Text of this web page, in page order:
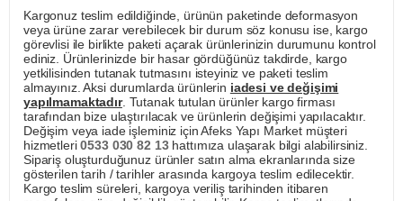
Kargonuz teslim edildiğinde, ürünün paketinde deformasyon
veya ürüne zarar verebilecek bir durum söz konusu ise, kargo
görevlisi ile birlikte paketi açarak ürünlerinizin durumunu kontrol
ediniz. Ürünlerinizde bir hasar gördüğünüz takdirde, kargo
yetkilisinden tutanak tutmasını isteyiniz ve paketi teslim
almayınız. Aksi durumlarda ürünlerin iadesi ve değişimi
yapılmamaktadır. Tutanak tutulan ürünler kargo firması
tarafından bize ulaştırılacak ve ürünlerin değişimi yapılacaktır.
Değişim veya iade işleminiz için Afeks Yapı Market müşteri
hizmetleri0533 030 82 13hattımıza ulaşarak bilgi alabilirsiniz.
Sipariş oluşturduğunuz ürünler satın alma ekranlarında size
gösterilen tarih / tarihler arasında kargoya teslim edilecektir.
Kargo teslim süreleri, kargoya veriliş tarihinden itibaren